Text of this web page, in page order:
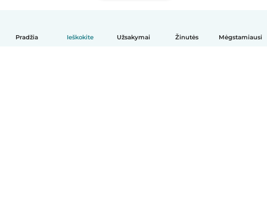
Pradžia Ieškokite Užsakymai Žinutės Mėgstamiausi